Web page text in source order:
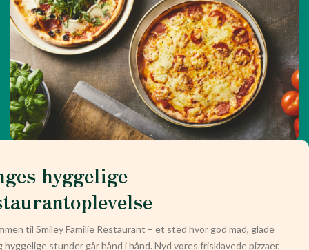
hyggelige
til Smiley Familie Restaurant – et sted hvor god mad, glade
hyggelige stunder går hånd i hånd. Nyd vores frisklavede pizzaer,